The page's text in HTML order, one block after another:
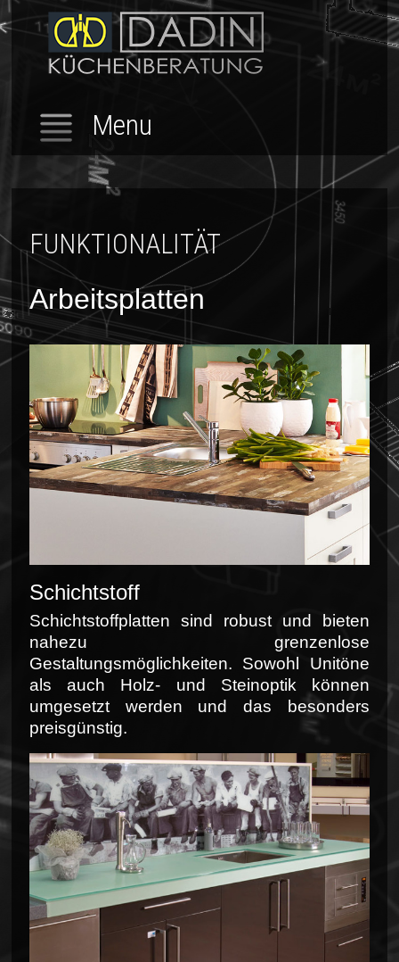
Menu
FUNKTIONALITÄT
Arbeitsplatten
Schichtstoff
Schichtstoffplatten sind robust und bieten
nahezu grenzenlose
Gestaltungsmöglichkeiten. Sowohl Unitöne
als auch Holz- und Steinoptik können
umgesetzt werden und das besonders
preisgünstig.